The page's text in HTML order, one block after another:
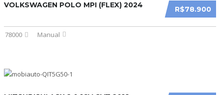
R$78.900
VOLKSWAGEN POLO MPI (FLEX) 2024
78000 Manual